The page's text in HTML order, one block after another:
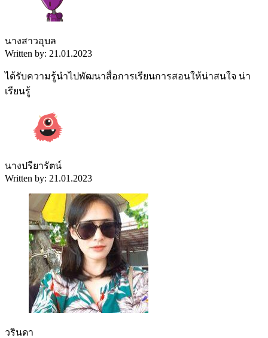
นางสาวอุบล
Written by: 21.01.2023
ได้รับความรู้นำไปพัฒนาสื่อการเรียนการสอนให้น่าสนใจ น่า
เรียนรู้
นางปรียารัตน์
Written by: 21.01.2023
วรินดา